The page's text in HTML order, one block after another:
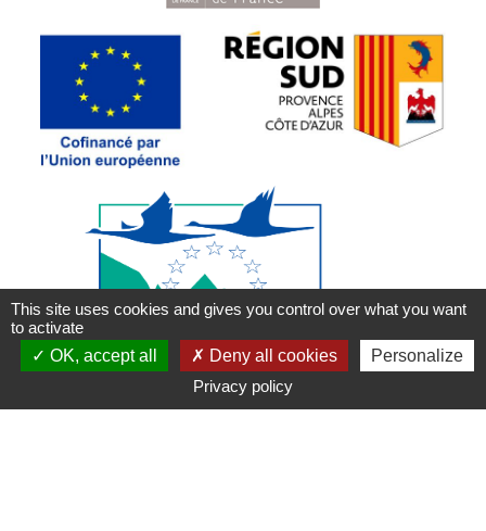
This site uses cookies and gives you control over what you want
to activate
OK, accept all
Deny all cookies
Personalize
Privacy policy